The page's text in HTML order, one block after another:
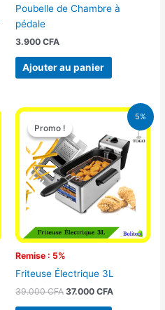
Poubelle de Chambre à
pédale
3.900 CFA
Ajouter au panier
5%
Promo !
Remise : 5%
Promo !
Friteuse Électrique 3L
39.000CFA
Le
initial
était :
39.000 CFA.
37.000 CFA
Le
prix
actuel
est :
37.000 CFA.